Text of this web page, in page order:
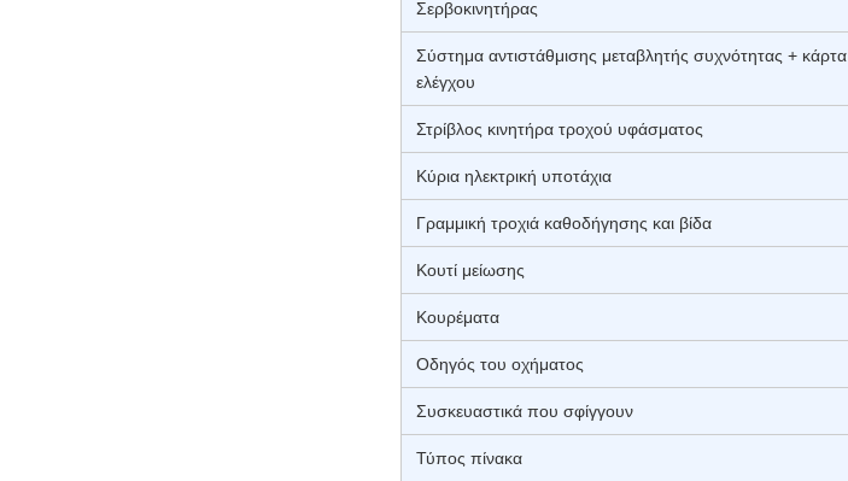
Σερβοκινητήρας
Σύστημα αντιστάθμισης μεταβλητής συχνότητας + κάρτα
ελέγχου
Στρίβλος κινητήρα τροχού υφάσματος
Κύρια ηλεκτρική υποτάχια
Γραμμική τροχιά καθοδήγησης και βίδα
Κουτί μείωσης
Κουρέματα
Οδηγός του οχήματος
Συσκευαστικά που σφίγγουν
Τύπος πίνακα